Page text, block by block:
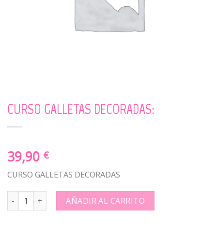
CURSO GALLETAS DECORADAS:
39,90 €
CURSO GALLETAS DECORADAS
CURSO GALLETAS DECORADAS: quantity
AÑADIR AL CARRITO